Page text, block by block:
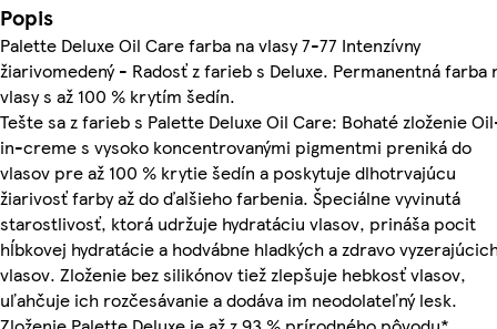
Popis
Palette Deluxe Oil Care farba na vlasy 7-77 Intenzívny
žiarivomedený - Radosť z farieb s Deluxe. Permanentná farba
vlasy s až 100 % krytím šedín.
Tešte sa z farieb s Palette Deluxe Oil Care: Bohaté zloženie
in-creme s vysoko koncentrovanými pigmentmi preniká do
vlasov pre až 100 % krytie šedín a poskytuje dlhotrvajúcu
žiarivosť farby až do ďalšieho farbenia. Špeciálne vyvinutá
starostlivosť, ktorá udržuje hydratáciu vlasov, prináša pocit
hĺbkovej hydratácie a hodvábne hladkých a zdravo
vlasov. Zloženie bez silikónov tiež zlepšuje hebkosť vlasov,
uľahčuje ich rozčesávanie a dodáva im neodolateľný lesk.